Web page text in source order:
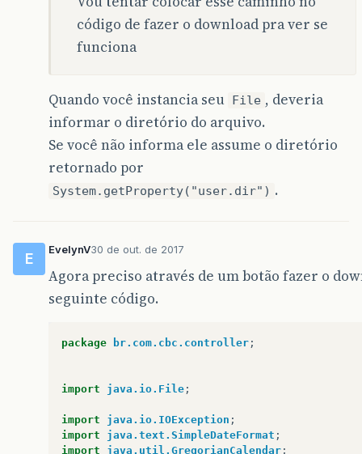
código de fazer o download pra ver se
funciona
Quando você instancia seu File , deveria
informar o diretório do arquivo.
Se você não informa ele assume o diretório
retornado por
System.getProperty("user.dir") .
E
EvelynV30 de out. de 2017
Agora preciso através de um botão fazer o
seguinte código.
package br.com.cbc.controller ;
import java.io.File ;
import java.io.IOException ;
import
java.text.SimpleDateFormat ;
import
java.util.GregorianCalendar ;